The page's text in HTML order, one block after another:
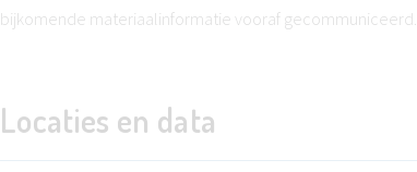
bijkomende materiaalinformatie vooraf gecommuniceerd.
Locaties en data